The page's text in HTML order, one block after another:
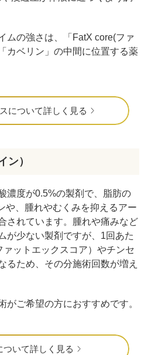
ムの強さは、「FatX core(ファ
カベリン」の中間に位置する薬
について詳しく見る
ン）
濃度が0.5%の製剤で、脂肪の
や、腫れやむくみを抑えるアー
されています。腫れや痛みなど
が少ない製剤ですが、1回あた
ァットエックスコア）やチンセ
るため、その分施術回数が増え
がご希望の方におすすめです。
ついて詳しく見る